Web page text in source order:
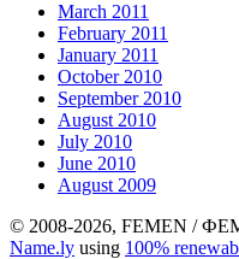
March 2011
February 2011
January 2011
October 2010
September 2010
August 2010
July 2010
June 2010
August 2009
© 2008-2026, FEMEN /
Name.ly using 100%